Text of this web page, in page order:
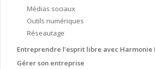
Médias sociaux
Outils numériques
Réseautage
Entreprendre l’esprit libre avec Harmonie
Gérer son entreprise